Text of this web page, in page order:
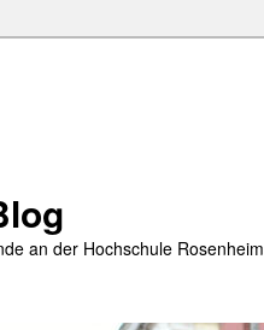
an der Hochschule Rosenheim